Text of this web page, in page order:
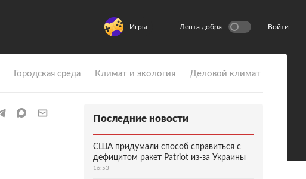
Игры Лента добра Войти
Городская среда Климат и экология Деловой климат
Последние новости
США придумали способ справиться с
дефицитом ракет Patriot из-за Украины
16:53